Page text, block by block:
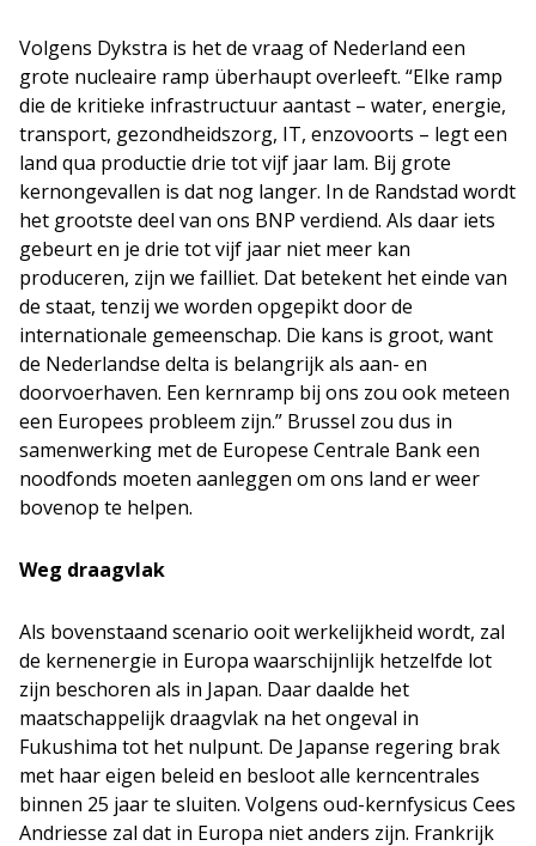
Volgens Dykstra is het de vraag of Nederland een
grote nucleaire ramp überhaupt overleeft. “Elke ramp
die de kritieke infrastructuur aantast – water, energie,
transport, gezondheidszorg, IT, enzovoorts – legt een
land qua productie drie tot vijf jaar lam. Bij grote
kernongevallen is dat nog langer. In de Randstad wordt
het grootste deel van ons BNP verdiend. Als daar iets
gebeurt en je drie tot vijf jaar niet meer kan
produceren, zijn we failliet. Dat betekent het einde van
de staat, tenzij we worden opgepikt door de
internationale gemeenschap. Die kans is groot, want
de Nederlandse delta is belangrijk als aan- en
doorvoerhaven. Een kernramp bij ons zou ook meteen
een Europees probleem zijn.” Brussel zou dus in
samenwerking met de Europese Centrale Bank een
noodfonds moeten aanleggen om ons land er weer
bovenop te helpen.
Weg draagvlak
Als bovenstaand scenario ooit werkelijkheid wordt, zal
de kernenergie in Europa waarschijnlijk hetzelfde lot
zijn beschoren als in Japan. Daar daalde het
maatschappelijk draagvlak na het ongeval in
Fukushima tot het nulpunt. De Japanse regering brak
met haar eigen beleid en besloot alle kerncentrales
binnen 25 jaar te sluiten. Volgens oud-kernfysicus Cees
Andriesse zal dat in Europa niet anders zijn. Frankrijk